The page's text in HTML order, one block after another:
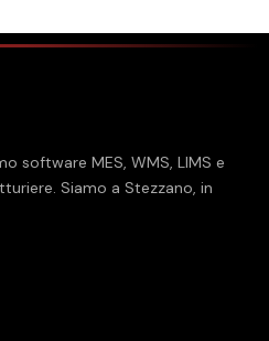
software MES, WMS, LIMS e
Siamo a Stezzano, in